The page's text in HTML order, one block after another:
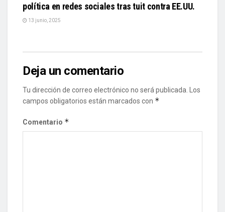
política en redes sociales tras tuit contra EE.UU.
13 junio, 2025
Deja un comentario
Tu dirección de correo electrónico no será publicada.
Los
campos obligatorios están marcados con *
Comentario *